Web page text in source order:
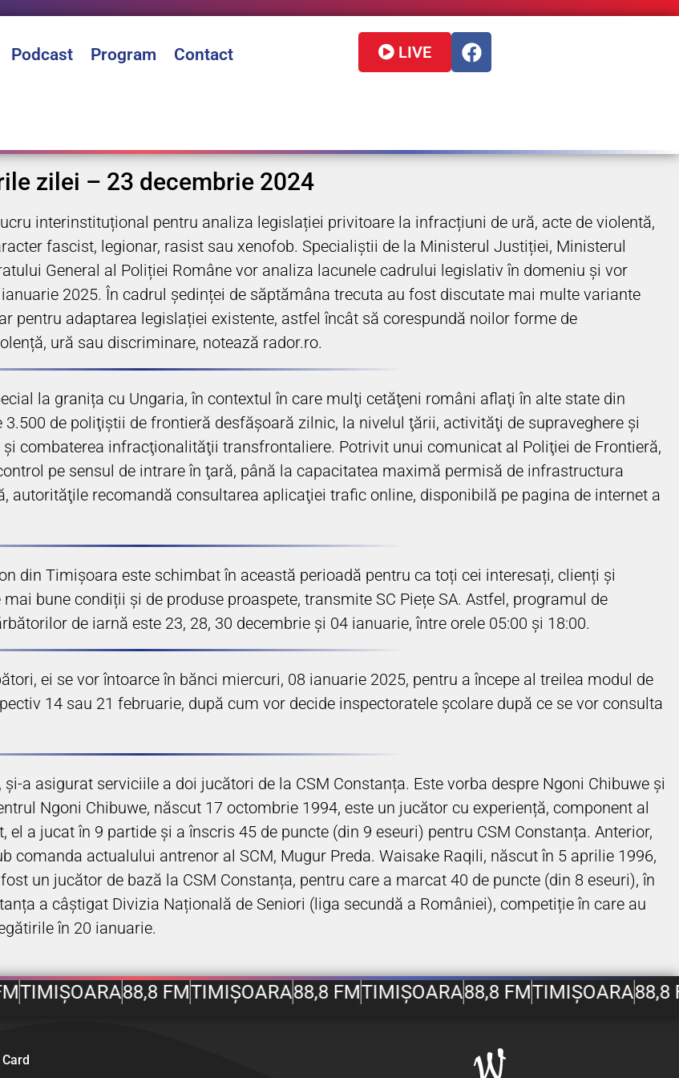
Podcast Program Contact LIVE
zilei – 23 decembrie 2024
interinstituțional pentru analiza legislației privitoare la infracțiuni de ură, acte de violentă,
fascist, legionar, rasist sau xenofob. Specialiștii de la Ministerul Justiției, Ministerul
General al Poliției Române vor analiza lacunele cadrului legislativ în domeniu și vor
2025. În cadrul ședinței de săptămâna trecuta au fost discutate mai multe variante
pentru adaptarea legislației existente, astfel încât să corespundă noilor forme de
ură sau discriminare, notează rador.ro.
la granița cu Ungaria, în contextul în care mulţi cetăţeni români aflaţi în alte state din
de poliţiştii de frontieră desfăşoară zilnic, la nivelul ţării, activităţi de supraveghere şi
combaterea infracţionalităţii transfrontaliere. Potrivit unui comunicat al Poliţiei de Frontieră,
pe sensul de intrare în ţară, până la capacitatea maximă permisă de infrastructura
autorităţile recomandă consultarea aplicaţiei trafic online, disponibilă pe pagina de internet a
din Timișoara este schimbat în această perioadă pentru ca toți cei interesați, clienți și
bune condiții și de produse proaspete, transmite SC Piețe SA. Astfel, programul de
de iarnă este 23, 28, 30 decembrie și 04 ianuarie, între orele 05:00 și 18:00.
ei se vor întoarce în bănci miercuri, 08 ianuarie 2025, pentru a începe al treilea modul de
14 sau 21 februarie, după cum vor decide inspectoratele şcolare după ce se vor consulta
a asigurat serviciile a doi jucători de la CSM Constanța. Este vorba despre Ngoni Chibuwe și
Ngoni Chibuwe, născut 17 octombrie 1994, este un jucător cu experiență, component al
a jucat în 9 partide și a înscris 45 de puncte (din 9 eseuri) pentru CSM Constanța. Anterior,
comanda actualului antrenor al SCM, Mugur Preda. Waisake Raqili, născut în 5 aprilie 1996,
un jucător de bază la CSM Constanța, pentru care a marcat 40 de puncte (din 8 eseuri), în
a câștigat Divizia Națională de Seniori (liga secundă a României), competiție în care au
în 20 ianuarie.
TIMIȘOARA88,8 FMTIMIȘOARA88,8 FMTIMIȘOARA88,8 FMTIMIȘOARA88,8